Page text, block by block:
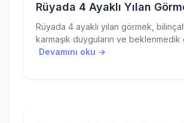
Rüyada 4 Ayaklı Yılan
Rüyada 4 ayaklı yılan görmek,
karmaşık duyguların ve beklenmedik
Devamını oku →